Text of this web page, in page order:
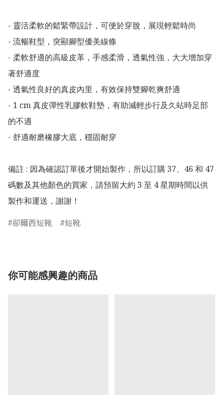
- 靈活柔軟的鬆緊帶設計，可便於穿脫，展現輕鬆時尚
- 流暢鞋型，突顯腳型優美線條
- 柔軟舒適的高級皮革，手感柔滑，透氣性強，大大增加穿
著舒適度
- 透氣性良好的真皮內里，有效保持雙腳乾爽舒適
- 1 cm 真皮彈性乳膠軟鞋墊，有助減輕步行及久站時足部
的不適
- 舒適耐磨橡膠大底，穩固耐穿
備註 : 因為確認訂單後才開始製作，所以訂購 37、46 和 47
碼數及其他顏色的買家，請預留大約 3 至 4 星期時間以供
製作和運送，謝謝！
卻爾西短靴
短靴
你可能感興趣的商品